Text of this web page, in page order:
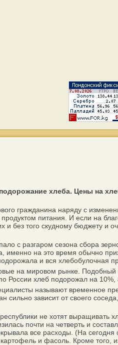
хлеба. Цены на
гражданина наряду с
питания. И если на
без того скудному бюджету и
с разгаром сезона сбора
именно на это время обычно
и вся хлебобулочная
на мировом рынке.
России хлеб подорожал на 10%,
называют временное
зависит от своего
не хотят выращивать
почти на четверть и
все расходы. (На
и фасоль. Кроме того,